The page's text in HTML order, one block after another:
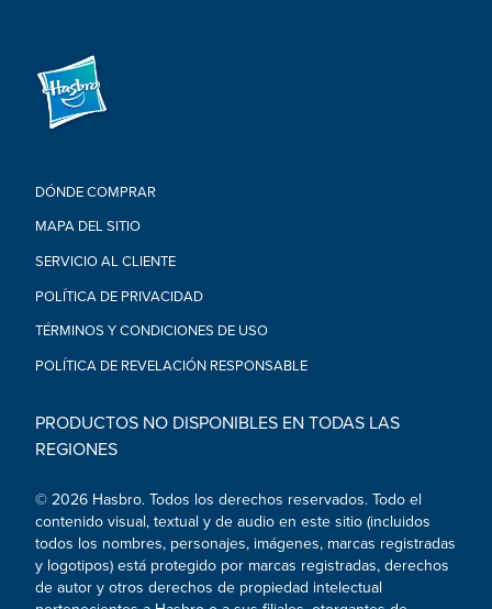
• Tamaño de la figura: 29 cm
• Edad recomendada: 5 años en adelante
• ADVERTENCIA: PELIGRO DE ASFIXIA. Piezas pequeñas. No
es para niños menores de 3 años.
DÓNDE COMPRAR
MAPA DEL SITIO
SERVICIO AL CLIENTE
POLÍTICA DE PRIVACIDAD
TÉRMINOS Y CONDICIONES DE USO
POLÍTICA DE REVELACIÓN RESPONSABLE
PRODUCTOS NO DISPONIBLES EN TODAS LAS
REGIONES
© 2026 Hasbro. Todos los derechos reservados. Todo el
contenido visual, textual y de audio en este sitio (incluidos
todos los nombres, personajes, imágenes, marcas registradas
y logotipos) está protegido por marcas registradas, derechos
de autor y otros derechos de propiedad intelectual